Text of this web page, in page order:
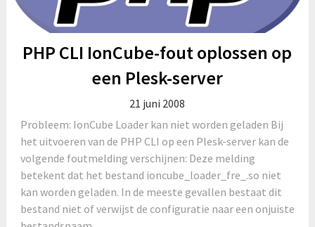
PHP CLI IonCube-fout oplossen op
een Plesk-server
21 juni 2008
Probleem: IonCube Loader kan niet worden geladen Bij
het uitvoeren van de PHP CLI op een Plesk-server kan de
volgende foutmelding verschijnen: Deze melding
betekent dat het bestand ioncube_loader_fre_.so niet
kan worden geladen. In de meeste gevallen bestaat dit
bestand niet of verwijst de configuratie naar een onjuiste